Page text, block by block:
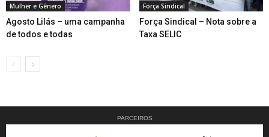
Mulher e Gênero
Agosto Lilás – uma campanha
de todos e todas
Força Sindical
Força Sindical – Nota sobre a
Taxa SELIC
PARCEIROS